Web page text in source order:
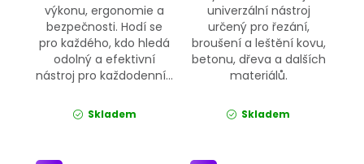
výkonu, ergonomie a
bezpečnosti. Hodí se
pro každého, kdo hledá
odolný a efektivní
nástroj pro každodenní...
Skladem
univerzální nástroj
určený pro řezání,
broušení a leštění kovu,
betonu, dřeva a dalších
materiálů.
Skladem